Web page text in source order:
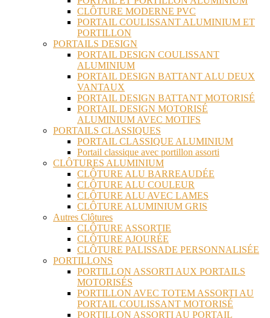
CLÔTURE MODERNE PVC
PORTAIL COULISSANT ALUMINIUM ET
PORTILLON
PORTAILS DESIGN
PORTAIL DESIGN COULISSANT
ALUMINIUM
PORTAIL DESIGN BATTANT ALU DEUX
VANTAUX
PORTAIL DESIGN BATTANT MOTORISÉ
PORTAIL DESIGN MOTORISÉ
ALUMINIUM AVEC MOTIFS
PORTAILS CLASSIQUES
PORTAIL CLASSIQUE ALUMINIUM
Portail classique avec portillon assorti
CLÔTURES ALUMINIUM
CLÔTURE ALU BARREAUDÉE
CLÔTURE ALU COULEUR
CLÔTURE ALU AVEC LAMES
CLÔTURE ALUMINIUM GRIS
Autres Clôtures
CLÔTURE ASSORTIE
CLÔTURE AJOURÉE
CLÔTURE PALISSADE PERSONNALISÉE
PORTILLONS
PORTILLON ASSORTI AUX PORTAILS
MOTORISÉS
PORTILLON AVEC TOTEM ASSORTI AU
PORTAIL COULISSANT MOTORISÉ
PORTILLON ASSORTI AU PORTAIL